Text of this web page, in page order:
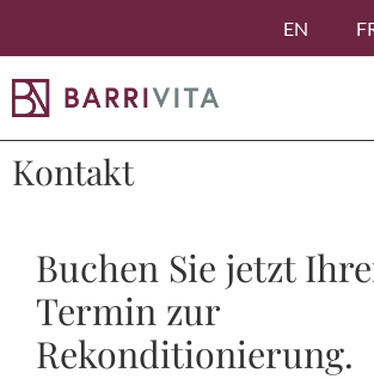
EN
Kontakt
Buchen Sie jetzt
Termin zur
Rekonditionierung.